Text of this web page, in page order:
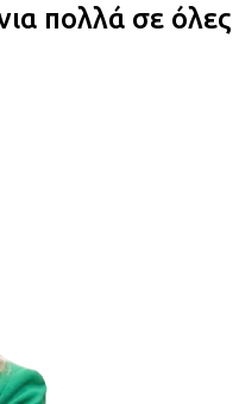
πολλά σε όλες